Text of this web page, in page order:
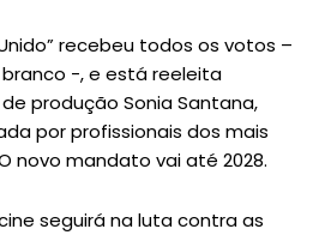
recebeu todos os votos –
-, e está reeleita
produção Sonia Santana,
por profissionais dos mais
novo mandato vai até 2028.
seguirá na luta contra as